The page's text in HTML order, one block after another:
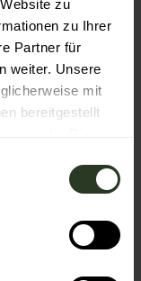
zu
zu Ihrer
Partner für
weiter. Unsere
mit
bereitgestellt